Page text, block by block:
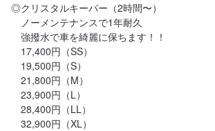
◎クリスタルキーパー（2時間〜）
ノーメンテナンスで1年耐久
強撥水で車を綺麗に保ちます！！
17,400円（SS）
19,500円（S）
21,800円（M）
23,900円（L）
28,400円（LL）
32,900円（XL）